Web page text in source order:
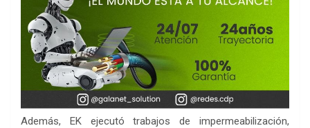
Además, EK ejecutó trabajos de impermeabilización,